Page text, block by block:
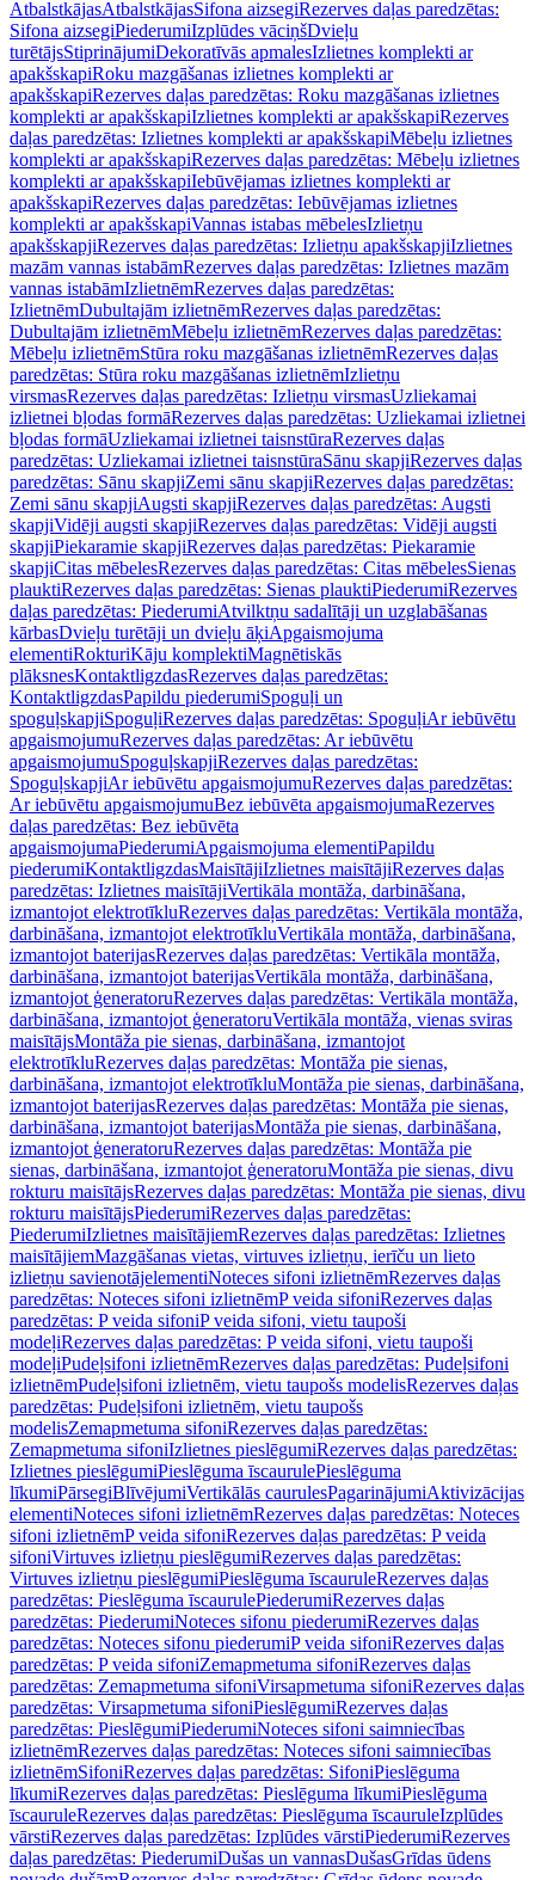
AtbalstkājasAtbalstkājasSifona aizsegiRezerves daļas paredzētas:
Sifona aizsegiPiederumiIzplūdes vāciņšDvieļu
turētājsStiprinājumiDekoratīvās apmalesIzlietnes komplekti ar
apakšskapiRoku mazgāšanas izlietnes komplekti ar
apakšskapiRezerves daļas paredzētas: Roku mazgāšanas izlietnes
komplekti ar apakšskapiIzlietnes komplekti ar apakšskapiRezerves
daļas paredzētas: Izlietnes komplekti ar apakšskapiMēbeļu izlietnes
komplekti ar apakšskapiRezerves daļas paredzētas: Mēbeļu izlietnes
komplekti ar apakšskapiIebūvējamas izlietnes komplekti ar
apakšskapiRezerves daļas paredzētas: Iebūvējamas izlietnes
komplekti ar apakšskapiVannas istabas mēbelesIzlietņu
apakšskapjiRezerves daļas paredzētas: Izlietņu apakšskapjiIzlietnes
mazām vannas istabāmRezerves daļas paredzētas: Izlietnes mazām
vannas istabāmIzlietnēmRezerves daļas paredzētas:
IzlietnēmDubultajām izlietnēmRezerves daļas paredzētas:
Dubultajām izlietnēmMēbeļu izlietnēmRezerves daļas paredzētas:
Mēbeļu izlietnēmStūra roku mazgāšanas izlietnēmRezerves daļas
paredzētas: Stūra roku mazgāšanas izlietnēmIzlietņu
virsmasRezerves daļas paredzētas: Izlietņu virsmasUzliekamai
izlietnei bļodas formāRezerves daļas paredzētas: Uzliekamai izlietnei
bļodas formāUzliekamai izlietnei taisnstūraRezerves daļas
paredzētas: Uzliekamai izlietnei taisnstūraSānu skapjiRezerves daļas
paredzētas: Sānu skapjiZemi sānu skapjiRezerves daļas paredzētas:
Zemi sānu skapjiAugsti skapjiRezerves daļas paredzētas: Augsti
skapjiVidēji augsti skapjiRezerves daļas paredzētas: Vidēji augsti
skapjiPiekaramie skapjiRezerves daļas paredzētas: Piekaramie
skapjiCitas mēbelesRezerves daļas paredzētas: Citas mēbelesSienas
plauktiRezerves daļas paredzētas: Sienas plauktiPiederumiRezerves
daļas paredzētas: PiederumiAtvilktņu sadalītāji un uzglabāšanas
kārbasDvieļu turētāji un dvieļu āķiApgaismojuma
elementiRokturiKāju komplektiMagnētiskās
plāksnesKontaktligzdasRezerves daļas paredzētas:
KontaktligzdasPapildu piederumiSpoguļi un
spoguļskapjiSpoguļiRezerves daļas paredzētas: SpoguļiAr iebūvētu
apgaismojumuRezerves daļas paredzētas: Ar iebūvētu
apgaismojumuSpoguļskapjiRezerves daļas paredzētas:
SpoguļskapjiAr iebūvētu apgaismojumuRezerves daļas paredzētas:
Ar iebūvētu apgaismojumuBez iebūvēta apgaismojumaRezerves
daļas paredzētas: Bez iebūvēta
apgaismojumaPiederumiApgaismojuma elementiPapildu
piederumiKontaktligzdasMaisītājiIzlietnes maisītājiRezerves daļas
paredzētas: Izlietnes maisītājiVertikāla montāža, darbināšana,
izmantojot elektrotīkluRezerves daļas paredzētas: Vertikāla montāža,
darbināšana, izmantojot elektrotīkluVertikāla montāža, darbināšana,
izmantojot baterijasRezerves daļas paredzētas: Vertikāla montāža,
darbināšana, izmantojot baterijasVertikāla montāža, darbināšana,
izmantojot ģeneratoruRezerves daļas paredzētas: Vertikāla montāža,
darbināšana, izmantojot ģeneratoruVertikāla montāža, vienas sviras
maisītājsMontāža pie sienas, darbināšana, izmantojot
elektrotīkluRezerves daļas paredzētas: Montāža pie sienas,
darbināšana, izmantojot elektrotīkluMontāža pie sienas, darbināšana,
izmantojot baterijasRezerves daļas paredzētas: Montāža pie sienas,
darbināšana, izmantojot baterijasMontāža pie sienas, darbināšana,
izmantojot ģeneratoruRezerves daļas paredzētas: Montāža pie
sienas, darbināšana, izmantojot ģeneratoruMontāža pie sienas, divu
rokturu maisītājsRezerves daļas paredzētas: Montāža pie sienas, divu
rokturu maisītājsPiederumiRezerves daļas paredzētas:
PiederumiIzlietnes maisītājiemRezerves daļas paredzētas: Izlietnes
maisītājiemMazgāšanas vietas, virtuves izlietņu, ierīču un lieto
izlietņu savienotājelementiNoteces sifoni izlietnēmRezerves daļas
paredzētas: Noteces sifoni izlietnēmP veida sifoniRezerves daļas
paredzētas: P veida sifoniP veida sifoni, vietu taupoši
modeļiRezerves daļas paredzētas: P veida sifoni, vietu taupoši
modeļiPudeļsifoni izlietnēmRezerves daļas paredzētas: Pudeļsifoni
izlietnēmPudeļsifoni izlietnēm, vietu taupošs modelisRezerves daļas
paredzētas: Pudeļsifoni izlietnēm, vietu taupošs
modelisZemapmetuma sifoniRezerves daļas paredzētas:
Zemapmetuma sifoniIzlietnes pieslēgumiRezerves daļas paredzētas:
Izlietnes pieslēgumiPieslēguma īscaurulePieslēguma
līkumiPārsegiBlīvējumiVertikālās caurulesPagarinājumiAktivizācijas
elementiNoteces sifoni izlietnēmRezerves daļas paredzētas: Noteces
sifoni izlietnēmP veida sifoniRezerves daļas paredzētas: P veida
sifoniVirtuves izlietņu pieslēgumiRezerves daļas paredzētas:
Virtuves izlietņu pieslēgumiPieslēguma īscauruleRezerves daļas
paredzētas: Pieslēguma īscaurulePiederumiRezerves daļas
paredzētas: PiederumiNoteces sifonu piederumiRezerves daļas
paredzētas: Noteces sifonu piederumiP veida sifoniRezerves daļas
paredzētas: P veida sifoniZemapmetuma sifoniRezerves daļas
paredzētas: Zemapmetuma sifoniVirsapmetuma sifoniRezerves daļas
paredzētas: Virsapmetuma sifoniPieslēgumiRezerves daļas
paredzētas: PieslēgumiPiederumiNoteces sifoni saimniecības
izlietnēmRezerves daļas paredzētas: Noteces sifoni saimniecības
izlietnēmSifoniRezerves daļas paredzētas: SifoniPieslēguma
līkumiRezerves daļas paredzētas: Pieslēguma līkumiPieslēguma
īscauruleRezerves daļas paredzētas: Pieslēguma īscauruleIzplūdes
vārstiRezerves daļas paredzētas: Izplūdes vārstiPiederumiRezerves
daļas paredzētas: PiederumiDušas un vannasDušasGrīdas ūdens